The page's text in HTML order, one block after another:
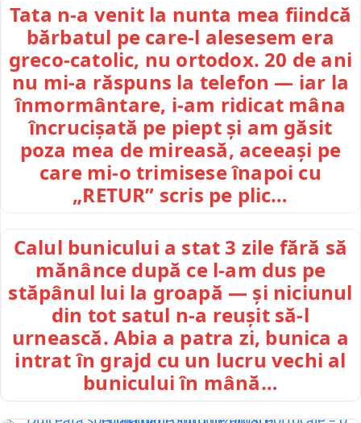
Tata n-a venit la nunta mea fiindcă
bărbatul pe care-l alesesem era
greco-catolic, nu ortodox. 20 de ani
nu mi-a răspuns la telefon — iar la
înmormântare, i-am ridicat mâna
încrucișată pe piept și am găsit
poza mea de mireasă, aceeași pe
care mi-o trimisese înapoi cu
„RETUR” scris pe plic…
Calul bunicului a stat 3 zile fără să
mănânce după ce l-am dus pe
stăpânul lui la groapă — și niciunul
din tot satul n-a reușit să-l
urnească. Abia a patra zi, bunica a
intrat în grajd cu un lucru vechi al
bunicului în mână…